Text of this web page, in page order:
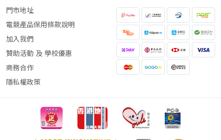
門市地址
電競產品保用條款說明
加入我們
贊助活動 及 學校優惠
商務合作
隱私權政策